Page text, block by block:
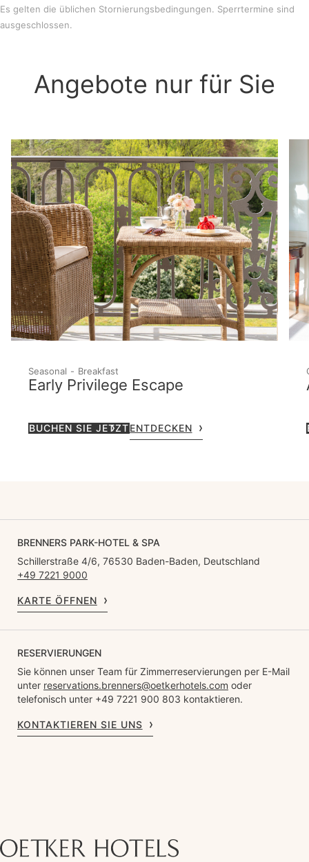
Es gelten die üblichen Stornierungsbedingungen. Sperrtermine sind
ausgeschlossen.
Angebote nur für Sie
Seasonal Breakfast
Early Privilege Escape
BUCHEN SIE JETZTENTDECKEN
BRENNERS PARK-HOTEL & SPA
Schillerstraße 4/6, 76530 Baden-Baden, Deutschland
+49 7221 9000
KARTE ÖFFNEN
RESERVIERUNGEN
Sie können unser Team für Zimmerreservierungen per E-Mail
unter reservations.brenners@oetkerhotels.com oder
telefonisch unter +49 7221 900 803 kontaktieren.
KONTAKTIEREN SIE UNS